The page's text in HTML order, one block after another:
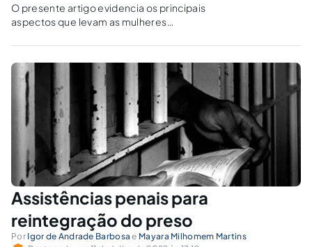
O presente artigo evidencia os principais
aspectos que levam as mulheres
identificando também como as condições
atuais das penitenciárias condicionam a
mulher a uma situação vexatória e desumana.
Assistências penais para
reintegração do preso
Por Igor de Andrade Barbosa e Mayara Milhomem Martins